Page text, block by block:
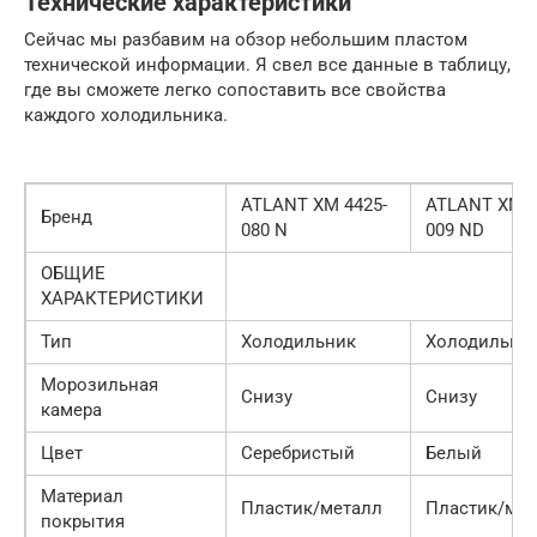
Сейчас мы разбавим на обзор небольшим пластом
технической информации. Я свел все данные в таблицу,
где вы сможете легко сопоставить все свойства
каждого холодильника.
Бренд
ATLANT XM 4425-
080 N
ATLANT XM
009 ND
ОБЩИЕ
ХАРАКТЕРИСТИКИ
Тип
Холодильник
Морозильная
камера
Снизу Снизу
Цвет Серебристый
Белый
Материал
покрытия
Пластик/металл Пластик/